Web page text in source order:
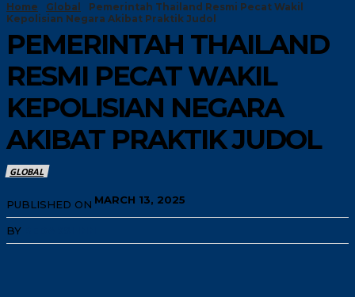
Home Global
Pemerintah Thailand Resmi Pecat Wakil
Kepolisian Negara Akibat Praktik Judol
PEMERINTAH THAILAND
RESMI PECAT WAKIL
KEPOLISIAN NEGARA
AKIBAT PRAKTIK JUDOL
GLOBAL
PUBLISHED ON MARCH 13, 2025
BY